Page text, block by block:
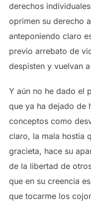
derechos
oprimen su derecho
anteponiendo claro
previo arrebato de
despisten y vuelvan
Y aún no he dado el
que ya ha dejado de
conceptos como
claro, la mala hostia
gracieta, hace su
de la libertad de
que en su creencia
que tocarme los